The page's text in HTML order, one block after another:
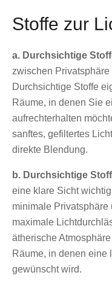
Stoffe zur
a. Durchsichtige
zwischen
Durchsichtige Stoffe
Räume, in denen Sie
aufrechterhalten
sanftes, gefiltertes
direkte Blendung.
b. Durchsichtige
eine klare Sicht
minimale
maximale
ätherische
Räume, in denen eine
gewünscht wird.